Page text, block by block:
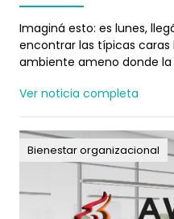
Imaginá esto: es lunes,
encontrar las típicas
ambiente ameno donde
ficción: esto sucede en
✨
Ver noticia completa
Bienestar organizacional